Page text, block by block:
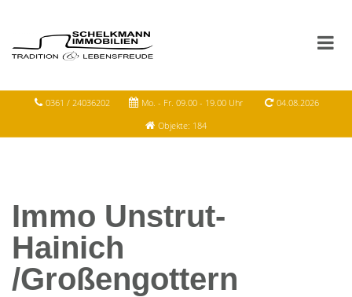
0361 / 24036202 Mo. - Fr. 09.00 - 19.00 Uhr
04.08.2026
Objekte: 184
Immo Unstrut-
Hainich
/Großengottern